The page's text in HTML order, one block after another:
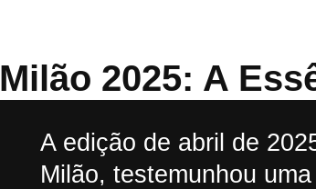
Milão 2025: A
A edição de abril de
Milão, testemunhou